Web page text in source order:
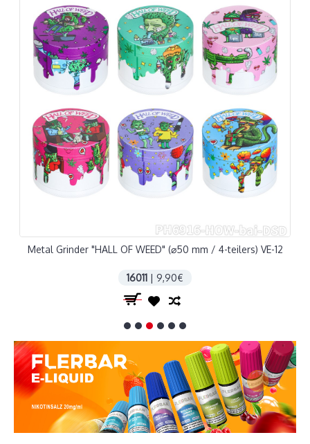
Metal Grinder "HALL OF WEED" (⌀50 mm / 4-teilers) VE-12
16011 | 9,90€